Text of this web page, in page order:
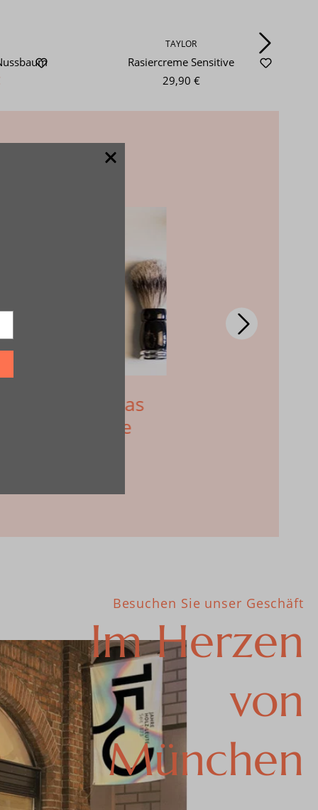
TAYLOR
Rasiercreme Sensitive
29,90 €
Das
für eine
Besuchen Sie unser Geschäft
Im Herzen
von
München